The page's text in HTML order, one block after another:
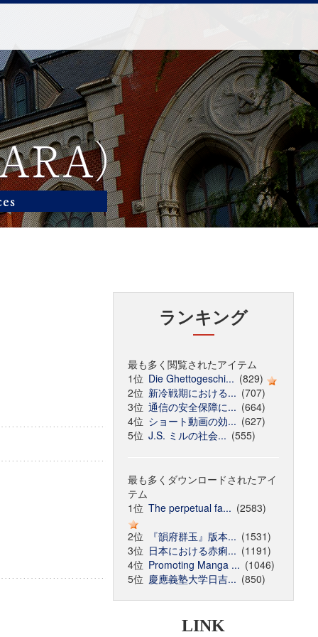
ランキング
最も多く閲覧されたアイテム
1位 Die Ghettogeschi... (829)
2位 新冷戦期における... (707)
3位 通信の安全保障に... (664)
4位 ショート動画の効... (627)
5位 J.S. ミルの社会... (555)
最も多くダウンロードされたアイ
テム
1位 The perpetual fa... (2583)
2位
『韻府群玉』版本... (1531)
3位 日本における赤痢... (1191)
4位 Promoting Manga ... (1046)
5位 慶應義塾大学日吉... (850)
LINK